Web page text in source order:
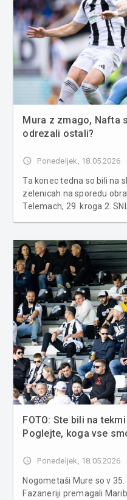
Mura z zmago, Nafta
odrezali ostali?
access_time Ponedeljek, 18.05.2026
Ta konec tedna so bili na
zelenicah na sporedu
Telemach, 29. kroga 2.
Koper 1:2 Alumi...
FOTO: Ste bili na
Poglejte, koga vse
access_time Ponedeljek, 18.05.2026
Nogometaši Mure so v
Fazaneriji premagali